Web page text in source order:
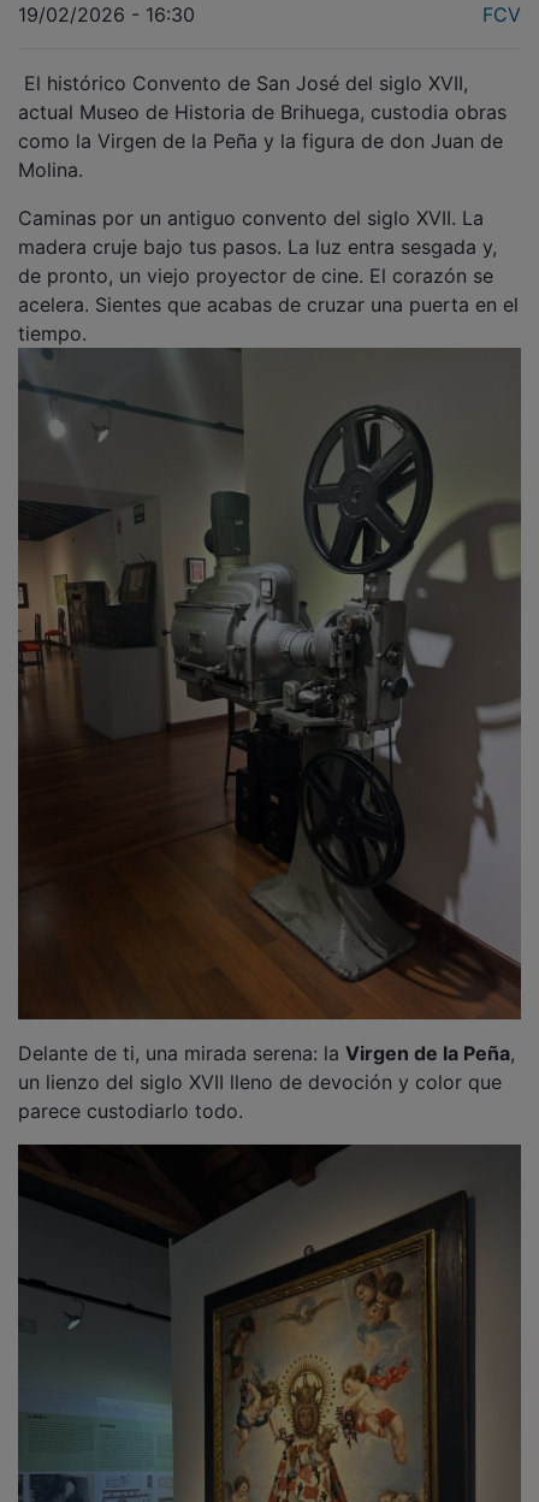
19/02/2026 - 16:30 FCV
El histórico Convento de San José del siglo XVII,
actual Museo de Historia de Brihuega, custodia obras
como la Virgen de la Peña y la figura de don Juan de
Molina.
Caminas por un antiguo convento del siglo XVII. La
madera cruje bajo tus pasos. La luz entra sesgada y,
de pronto, un viejo proyector de cine. El corazón se
acelera. Sientes que acabas de cruzar una puerta en el
tiempo.
Delante de ti, una mirada serena: la Virgen de la Peña,
un lienzo del siglo XVII lleno de devoción y color que
parece custodiarlo todo.